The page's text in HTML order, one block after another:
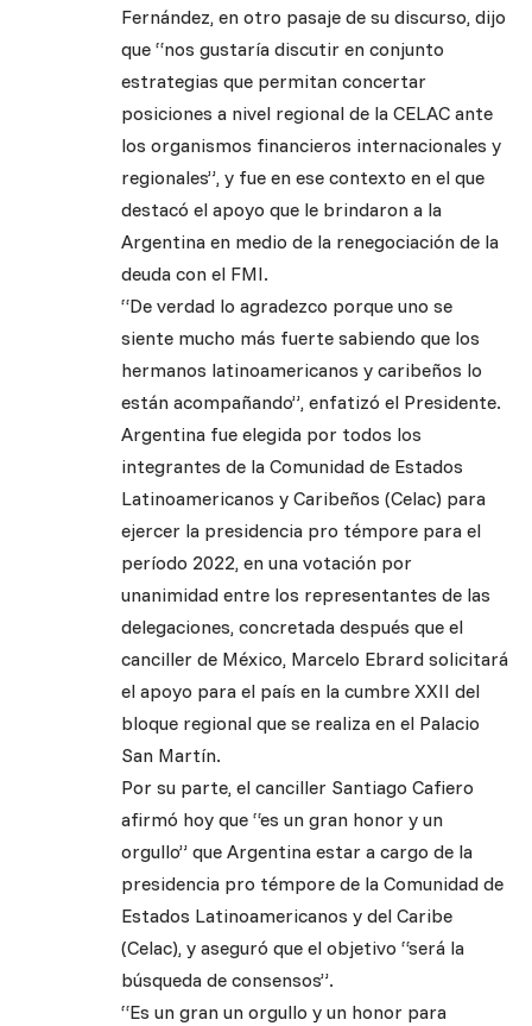
Fernández, en otro pasaje de su discurso, dijo
que “nos gustaría discutir en conjunto
estrategias que permitan concertar
posiciones a nivel regional de la CELAC ante
los organismos financieros internacionales y
regionales”, y fue en ese contexto en el que
destacó el apoyo que le brindaron a la
Argentina en medio de la renegociación de la
deuda con el FMI.
“De verdad lo agradezco porque uno se
siente mucho más fuerte sabiendo que los
hermanos latinoamericanos y caribeños lo
están acompañando”, enfatizó el Presidente.
Argentina fue elegida por todos los
integrantes de la Comunidad de Estados
Latinoamericanos y Caribeños (Celac) para
ejercer la presidencia pro témpore para el
período 2022, en una votación por
unanimidad entre los representantes de las
delegaciones, concretada después que el
canciller de México, Marcelo Ebrard solicitará
el apoyo para el país en la cumbre XXII del
bloque regional que se realiza en el Palacio
San Martín.
Por su parte, el canciller Santiago Cafiero
afirmó hoy que “es un gran honor y un
orgullo” que Argentina estar a cargo de la
presidencia pro témpore de la Comunidad de
Estados Latinoamericanos y del Caribe
(Celac), y aseguró que el objetivo “será la
búsqueda de consensos”.
“Es un gran un orgullo y un honor para